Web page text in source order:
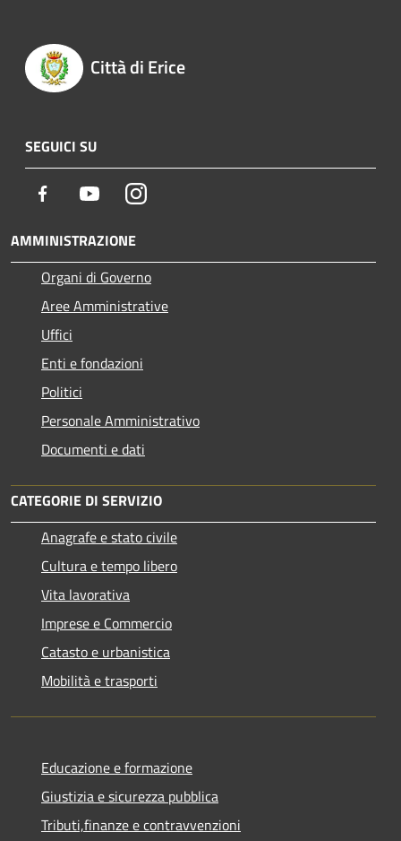
Città di Erice
SEGUICI SU
Facebook YoutubeInstagram
AMMINISTRAZIONE
Organi di Governo
Aree Amministrative
Uffici
Enti e fondazioni
Politici
Personale Amministrativo
Documenti e dati
CATEGORIE DI SERVIZIO
Anagrafe e stato civile
Cultura e tempo libero
Vita lavorativa
Imprese e Commercio
Catasto e urbanistica
Mobilità e trasporti
Educazione e formazione
Giustizia e sicurezza pubblica
Tributi,finanze e contravvenzioni